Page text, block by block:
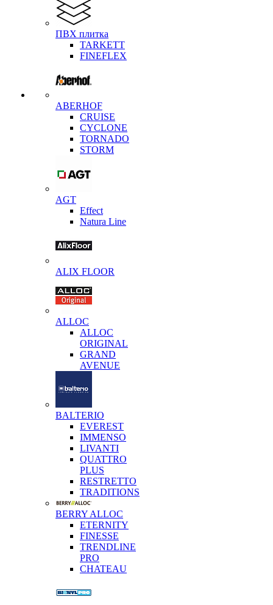
ПВХ плитка
TARKETT
FINEFLEX
ABERHOF
CRUISE
CYCLONE
TORNADO
STORM
AGT
Effect
Natura Line
ALIX FLOOR
ALLOC
ALLOC
ORIGINAL
GRAND
AVENUE
BALTERIO
EVEREST
IMMENSO
LIVANTI
QUATTRO
PLUS
RESTRETTO
TRADITIONS
BERRY ALLOC
ETERNITY
FINESSE
TRENDLINE
PRO
CHATEAU